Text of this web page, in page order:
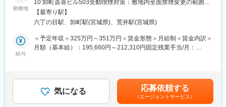
（1）医師体制
・各診療所ともに、複数の常勤医師と多数の非常勤医師が在籍し
ています。
科医、整形外科医、皮膚科医などさまざまです。
・チーム制で診療を行い、同じ医師が同じ患者さんを担当するの
医師・看護師・診療アシスタントの3名1組で患者さんを訪問して
います。
診察・治療に必要な物品の準備、運転、現場でのカルテ入力は診
に、今後も市場成長が期待できます。
・約3ヶ月の研修期間あり、営業基礎から業界知識、ロープレ、同
行まで段階的に学べる環境です。
・在宅医療サービスを通じて、ご利用者様やご家族からの感謝の
声を実感できるため、「誰かの役に立ちたい」という思いを叶え
「日本の在宅医療事情を明るくする」というビジョンがある当社
担当として、介護施設やケアマネージャーに対し在宅マッサージ
勤務地
10 卸町斎喜ビル503受動喫煙対策：敷地内全面禁煙変更の範囲：
会社の定める事業所
【最寄り駅】
六丁の目駅、卸町駅(宮城県)、荒井駅(宮城県)
給与
＜予定年収＞325万円～351万円＜賃金形態＞月給制＜賃金内訳＞
月額（基本給）：195,660円～212,310円固定残業手当/月：
給：年1回（7月）■賞与：年2回（6月、12月）■モデル年収：・入
社3年目 主任クラス 年収487万円（月給31万×12＋インセン4万
＋賞与各1ヵ月）賃金はあくまでも目安の金額であり、選考を通じ
気になる 応募依頼する
（エージェントサービス）